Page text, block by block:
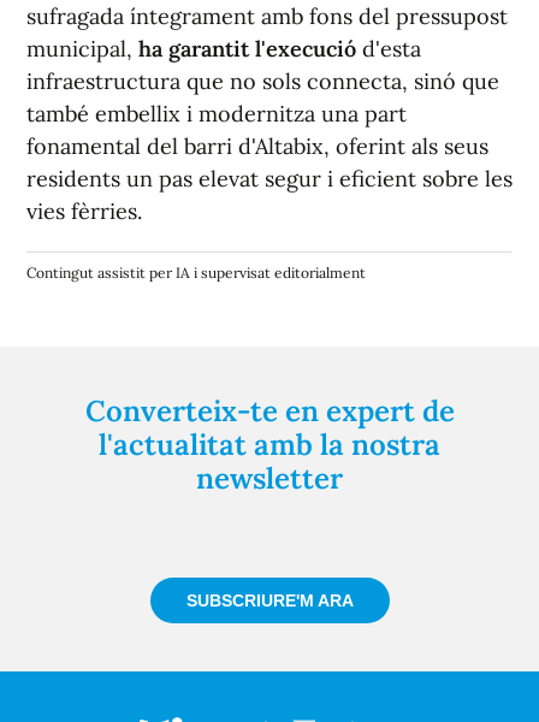
sufragada íntegrament amb fons del pressupost
municipal, ha garantit l'execució d'esta
infraestructura que no sols connecta, sinó que
també embellix i modernitza una part
fonamental del barri d'Altabix, oferint als seus
residents un pas elevat segur i eficient sobre les
vies fèrries.
Contingut assistit per IA i supervisat editorialment
Converteix-te en expert de
l'actualitat amb la nostra
newsletter
SUBSCRIURE'M ARA